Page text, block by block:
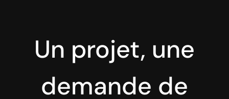
Un projet, une
demande de